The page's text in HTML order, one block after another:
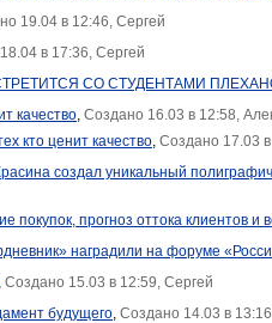
19.04 в 12:46, Сергей
в 17:36, Сергей
СО СТУДЕНТАМИ
качество, Создано 16.03 в 12:58,
кто ценит качество, Создано 17.03
создал уникальный
покупок, прогноз оттока клиентов и
наградили на форуме
Создано 15.03 в 12:59, Сергей
будущего, Создано 14.03 в